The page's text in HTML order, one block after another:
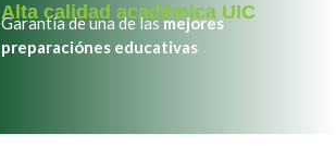
Alta calidad académica UIC
Garantía de una de lasmejores
preparaciónes educativas